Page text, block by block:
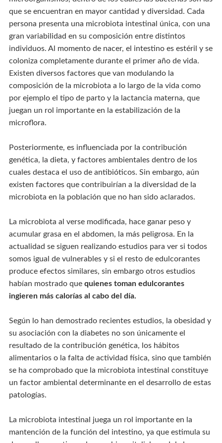
que se encuentran en mayor cantidad y diversidad. Cada
persona presenta una microbiota intestinal única, con una
gran variabilidad en su composición entre distintos
individuos. Al momento de nacer, el intestino es estéril y se
coloniza completamente durante el primer año de vida.
Existen diversos factores que van modulando la
composición de la microbiota a lo largo de la vida como
por ejemplo el tipo de parto y la lactancia materna, que
juegan un rol importante en la estabilización de la
microflora.
Posteriormente, es influenciada por la contribución
genética, la dieta, y factores ambientales dentro de los
cuales destaca el uso de antibióticos. Sin embargo, aún
existen factores que contribuirían a la diversidad de la
microbiota en la población que no han sido aclarados.
La microbiota al verse modificada, hace ganar peso y
acumular grasa en el abdomen, la más peligrosa. En la
actualidad se siguen realizando estudios para ver si todos
somos igual de vulnerables y si el resto de edulcorantes
produce efectos similares, sin embargo otros estudios
habían mostrado que quienes toman edulcorantes
ingieren más calorías al cabo del día.
Según lo han demostrado recientes estudios, la obesidad y
su asociación con la diabetes no son únicamente el
resultado de la contribución genética, los hábitos
alimentarios o la falta de actividad física, sino que también
se ha comprobado que la microbiota intestinal constituye
un factor ambiental determinante en el desarrollo de estas
patologías.
La microbiota intestinal juega un rol importante en la
mantención de la función del intestino, ya que estimula su